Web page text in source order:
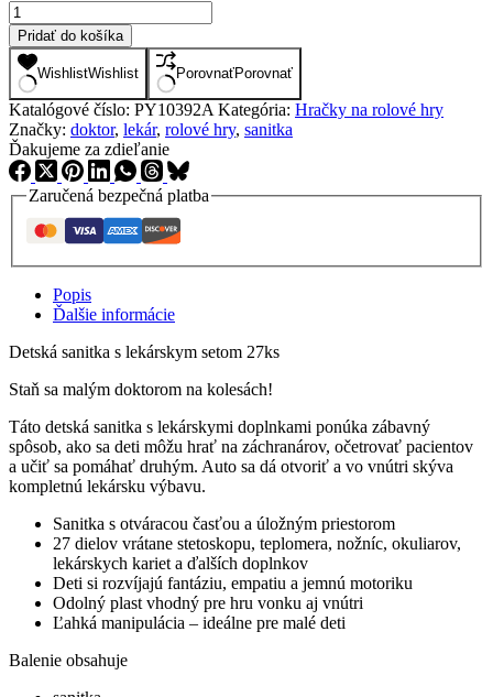
19,90 €.15,90 €.
množstvo
Sanitka
s
lekárskym
setom
27ks
Pridať do košíka
WishlistWishlist PorovnaťPorovnať
Katalógové číslo: PY10392A Kategória: Hračky na rolové hry
Značky: doktor, lekár, rolové hry, sanitka
Ďakujeme za zdieľanie
Zaručená bezpečná platba
Popis
Ďalšie informácie
Detská sanitka s lekárskym setom 27ks
Staň sa malým doktorom na kolesách!
Táto detská sanitka s lekárskymi doplnkami ponúka zábavný
spôsob, ako sa deti môžu hrať na záchranárov, očetrovať pacientov
a učiť sa pomáhať druhým. Auto sa dá otvoriť a vo vnútri skýva
kompletnú lekársku výbavu.
Sanitka s otváracou časťou a úložným priestorom
27 dielov vrátane stetoskopu, teplomera, nožníc, okuliarov,
lekárskych kariet a ďalších doplnkov
Deti si rozvíjajú fantáziu, empatiu a jemnú motoriku
Odolný plast vhodný pre hru vonku aj vnútri
Ľahká manipulácia – ideálne pre malé deti
Balenie obsahuje